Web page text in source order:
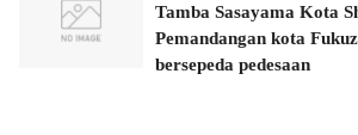
Tamba Sasayama Kota
Pemandangan kota
bersepeda pedesaan